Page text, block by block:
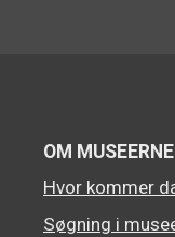
OM
Hvor kommer
Søgning i